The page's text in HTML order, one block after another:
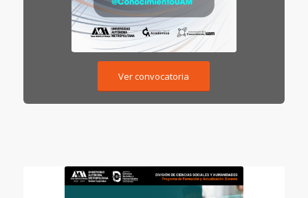
Ver convocatoria